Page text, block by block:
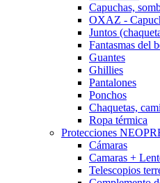
Capuchas,
OXAZ -
Juntos
Fantasmas del
Guantes
Ghillies
Pantalones
Ponchos
Chaquetas,
Ropa térmica
Protecciones
Cámaras
Camaras +
Telescopios